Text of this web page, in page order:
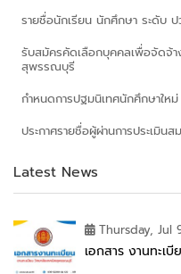
รายชื่อนักเรียน นักศึกษา ระดับ
รับสมัครคัดเลือกบุคคลเพื่อจัดจ้า
สุพรรณบุรี
กำหนดการปฐมนิเทศนักศึกษาให
ประกาศรายชื่อผู้ผ่านการประเมิน
Latest News
Thursday, Jul
เอกสาร งานทะเบี